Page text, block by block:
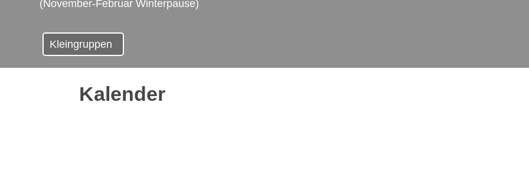
(November-Februar Winterpause)
Kleingruppen
Kalender